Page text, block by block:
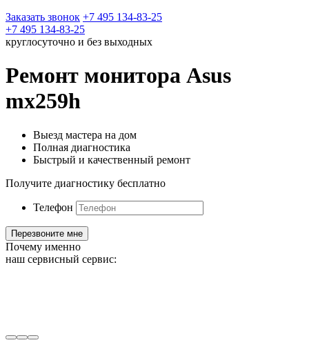
Заказать звонок +7 495 134-83-25
+7 495 134-83-25
круглосуточно и без выходных
Ремонт монитора Asus
mx259h
Выезд мастера на дом
Полная диагностика
Быстрый и качественный ремонт
Получите диагностику бесплатно
Телефон
Почему именно
наш сервисный сервис: